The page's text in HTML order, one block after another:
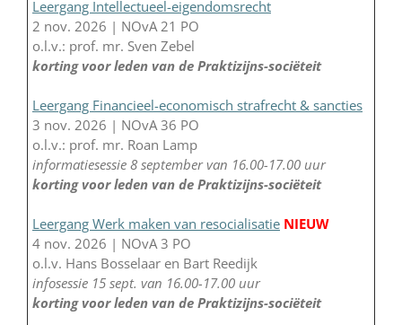
Leergang Intellectueel-eigendomsrecht
2 nov. 2026 | NOvA 21 PO
o.l.v.: prof. mr. Sven Zebel
korting voor leden van de Praktizijns-sociëteit
Leergang Financieel-economisch strafrecht & sancties
3 nov. 2026 | NOvA 36 PO
o.l.v.: prof. mr. Roan Lamp
informatiesessie 8 september van 16.00-17.00 uur
korting voor leden van de Praktizijns-sociëteit
Leergang Werk maken van resocialisatie NIEUW
4 nov. 2026 | NOvA 3 PO
o.l.v. Hans Bosselaar en Bart Reedijk
infosessie 15 sept. van 16.00-17.00 uur
korting voor leden van de Praktizijns-sociëteit